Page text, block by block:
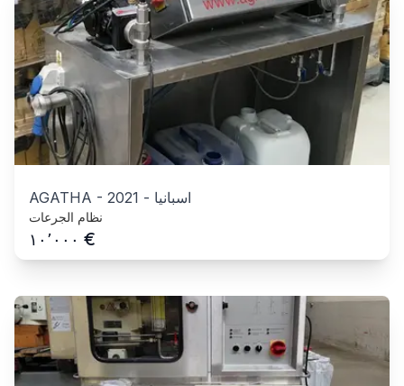
AGATHA - 2021 - اسبانيا
نظام الجرعات
١٠٬٠٠٠ €